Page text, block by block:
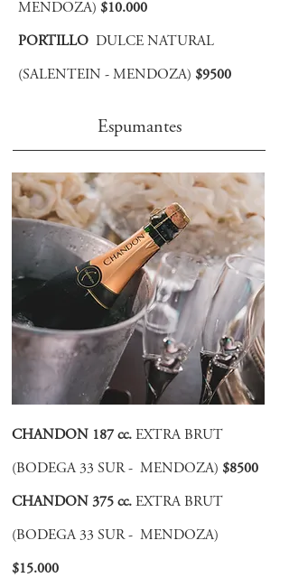
MENDOZA) $10.000
PORTILLO DULCE NATURAL
(SALENTEIN - MENDOZA) $9500
Espumantes
CHANDON 187 cc. EXTRA BRUT
(BODEGA 33 SUR - MENDOZA) $8500
CHANDON 375 cc. EXTRA BRUT
(BODEGA 33 SUR - MENDOZA)
$15.000